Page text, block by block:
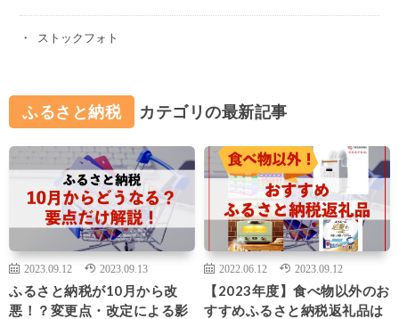
ストックフォト
ふるさと納税 カテゴリの最新記事
2023.09.12 2023.09.13
ふるさと納税が10月から改
悪！？変更点・改定による影
2022.06.12 2023.09.12
【2023年度】食べ物以外のお
すすめふるさと納税返礼品は